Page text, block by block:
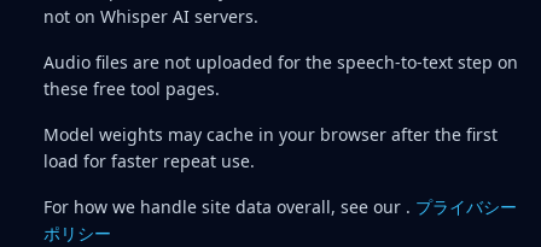
not on Whisper AI servers.
Audio files are not uploaded for the speech-to-text step on
these free tool pages.
Model weights may cache in your browser after the first
load for faster repeat use.
For how we handle site data overall, see our . プライバシー
ポリシー